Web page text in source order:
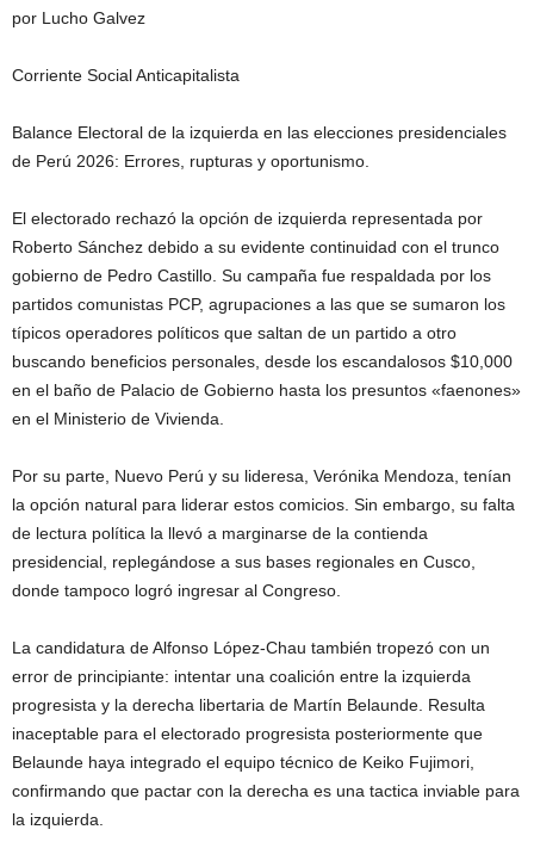
por Lucho Galvez
Corriente Social Anticapitalista
Balance Electoral de la izquierda en las elecciones presidenciales
de Perú 2026: Errores, rupturas y oportunismo.
El electorado rechazó la opción de izquierda representada por
Roberto Sánchez debido a su evidente continuidad con el trunco
gobierno de Pedro Castillo. Su campaña fue respaldada por los
partidos comunistas PCP, agrupaciones a las que se sumaron los
típicos operadores políticos que saltan de un partido a otro
buscando beneficios personales, desde los escandalosos $10,000
en el baño de Palacio de Gobierno hasta los presuntos «faenones»
en el Ministerio de Vivienda.
Por su parte, Nuevo Perú y su lideresa, Verónika Mendoza, tenían
la opción natural para liderar estos comicios. Sin embargo, su falta
de lectura política la llevó a marginarse de la contienda
presidencial, replegándose a sus bases regionales en Cusco,
donde tampoco logró ingresar al Congreso.
La candidatura de Alfonso López-Chau también tropezó con un
error de principiante: intentar una coalición entre la izquierda
progresista y la derecha libertaria de Martín Belaunde. Resulta
inaceptable para el electorado progresista posteriormente que
Belaunde haya integrado el equipo técnico de Keiko Fujimori,
confirmando que pactar con la derecha es una tactica inviable para
la izquierda.